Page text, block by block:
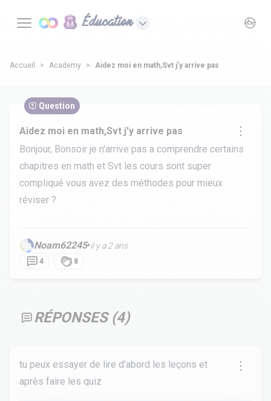
Éducation
Accueil Academy Aidez moi en math,Svt j'y arrive pas
Question
Aidez moi en math,Svt j'y arrive pas
Bonjour, Bonsoir je n'arrive pas a comprendre certains
chapitres en math et Svt les cours sont super
compliqué vous avez des méthodes pour mieux
réviser ?
Noam62245•il y a 2 ans
4 8
RÉPONSES (4)
tu peux essayer de lire d'abord les leçons et
après faire les quiz